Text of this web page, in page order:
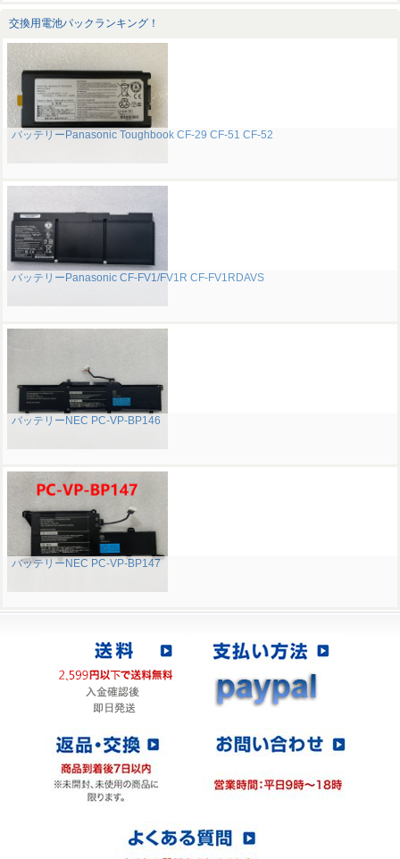
交換用電池パックランキング！
バッテリーPanasonic Toughbook CF-29 CF-51 CF-52
バッテリーPanasonic CF-FV1/FV1R CF-FV1RDAVS
バッテリーNEC PC-VP-BP146
バッテリーNEC PC-VP-BP147